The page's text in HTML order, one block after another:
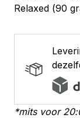
Relaxed (90
*mits voor